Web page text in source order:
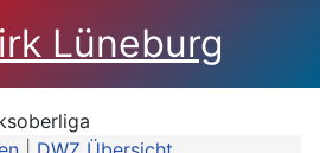
Lüneburg